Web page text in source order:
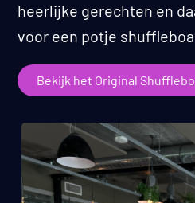
heerlijke gerechten en
voor een potje
Bekijk het Original